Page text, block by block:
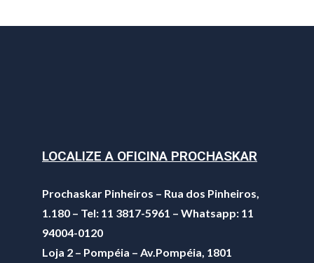
LOCALIZE A OFICINA PROCHASKAR
Prochaskar Pinheiros – Rua dos Pinheiros,
1.180 – Tel: 11 3817-5961 – Whatsapp: 11
94004-0120
Loja 2 – Pompéia – Av.Pompéia, 1801